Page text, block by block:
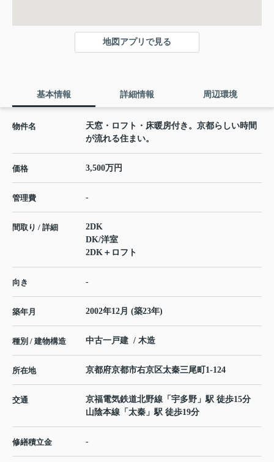
地図アプリで見る
基本情報 詳細情報 周辺環境
物件名
天窓・ロフト・床暖房付き。京都らしい時間
が流れる住まい。
価格 3,500万円
管理費 -
間取り / 詳細
2DK
DK/洋室
2DK＋ロフト
向き -
築年月 2002年12月 (築23年)
種別 / 建物構造 中古一戸建 / 木造
所在地 京都府京都市右京区太秦三尾町 1-124
交通 京福電気鉄道北野線 「 宇多野 」駅 徒歩15分
山陰本線 「 太秦 」駅 徒歩19分
修繕積立金 -